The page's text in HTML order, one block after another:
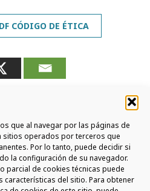
que al navegar por las páginas de
sitios operados por terceros que
Por lo tanto, puede decidir si
la configuración de su navegador.
parcial de cookies técnicas puede
características del sitio. Para obtener
CÓDIGO DE ÉTICA
LA NEWSLETTER